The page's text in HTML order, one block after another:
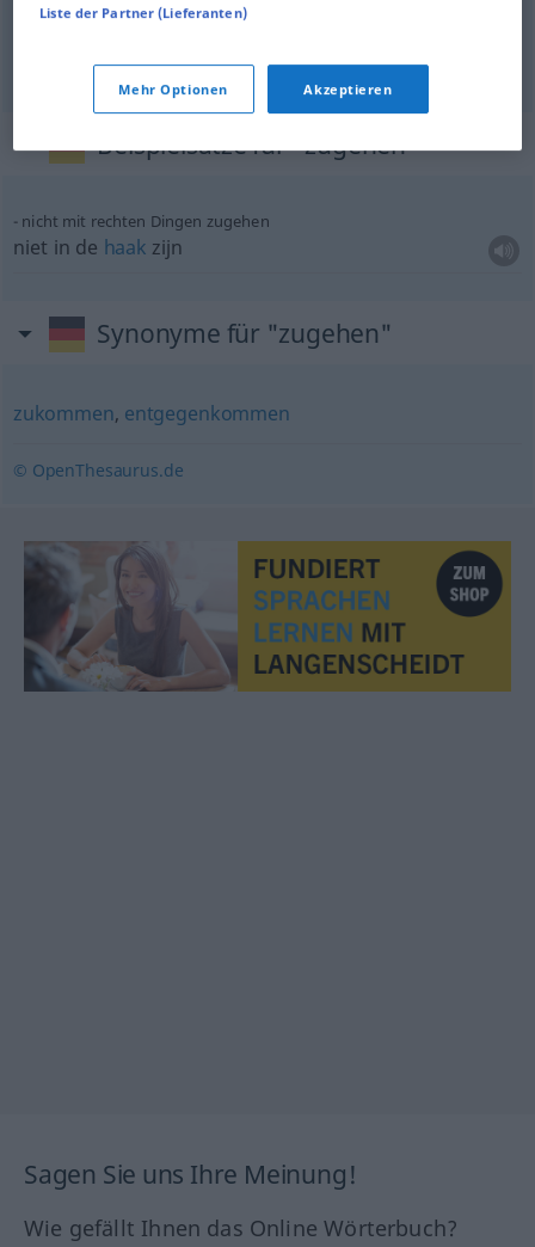
gebeuren,gaan zugehen
Beispielsätze für "zugehen"
nicht mit rechten Dingen zugehen
niet in de haak zijn
Synonyme für "zugehen"
zukommen, entgegenkommen
© OpenThesaurus.de
Sagen Sie uns Ihre Meinung!
Wie gefällt Ihnen das Online Wörterbuch?
Liste der Partner (Lieferanten)
Mehr Optionen Akzeptieren